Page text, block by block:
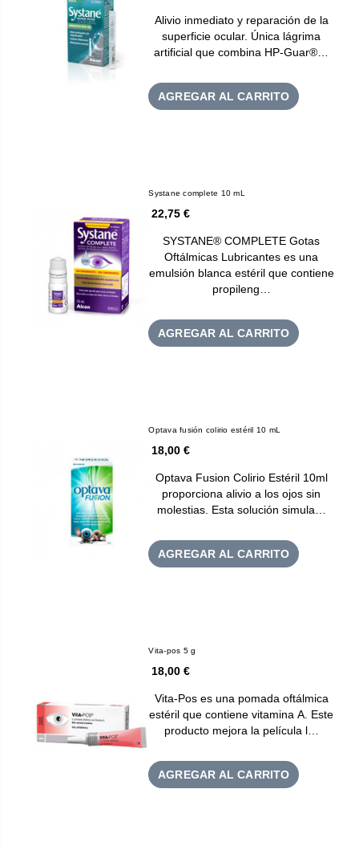
Alivio inmediato y reparación de la
superficie ocular. Única lágrima
artificial que combina HP-Guar®…
AGREGAR AL CARRITO
Systane complete 10 mL
22,75 €
SYSTANE® COMPLETE Gotas
Oftálmicas Lubricantes es una
emulsión blanca estéril que contiene
propileng…
AGREGAR AL CARRITO
Optava fusión colirio estéril 10 mL
18,00 €
Optava Fusion Colirio Estéril 10ml
proporciona alivio a los ojos sin
molestias. Esta solución simula…
AGREGAR AL CARRITO
Vita-pos 5 g
18,00 €
Vita-Pos es una pomada oftálmica
estéril que contiene vitamina A. Este
producto mejora la película l…
AGREGAR AL CARRITO